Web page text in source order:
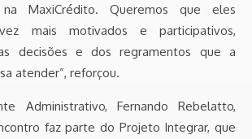
na MaxiCrédito. Queremos que eles
mais motivados e participativos,
decisões e dos regramentos que a
atender”, reforçou.
Administrativo, Fernando Rebelatto,
faz parte do Projeto Integrar, que